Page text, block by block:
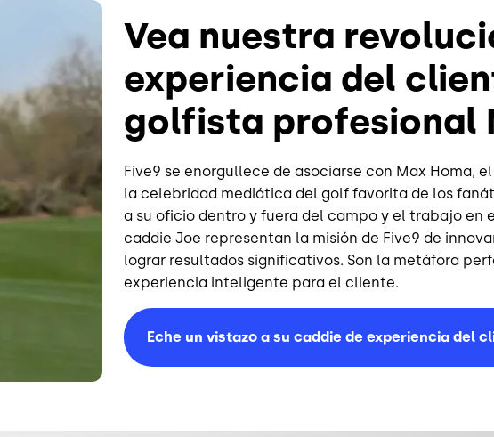
Vea nuestra
experiencia del
golfista profesional
Five9 se enorgullece de asociarse con Max Homa,
la celebridad mediática del golf favorita de los
a su oficio dentro y fuera del campo y el trabajo en
caddie Joe representan la misión de Five9 de
lograr resultados significativos. Son la metáfora
experiencia inteligente para el cliente.
Eche un vistazo a su caddie de experiencia del